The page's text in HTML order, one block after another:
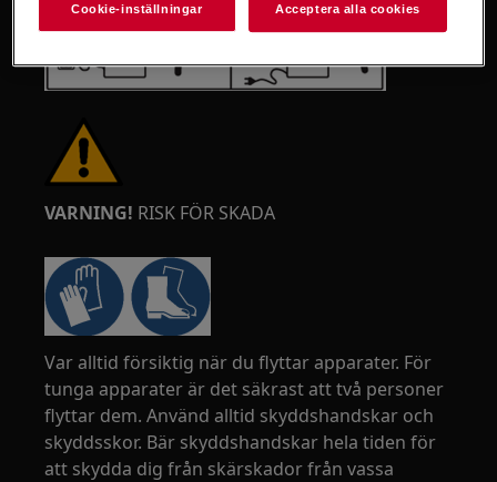
VARNING! RISK FÖR SKADA
Var alltid försiktig när du flyttar apparater. För
tunga apparater är det säkrast att två personer
flyttar dem. Använd alltid skyddshandskar och
skyddsskor. Bär skyddshandskar hela tiden för
att skydda dig från skärskador från vassa
Cookie-inställningar Acceptera alla cookies